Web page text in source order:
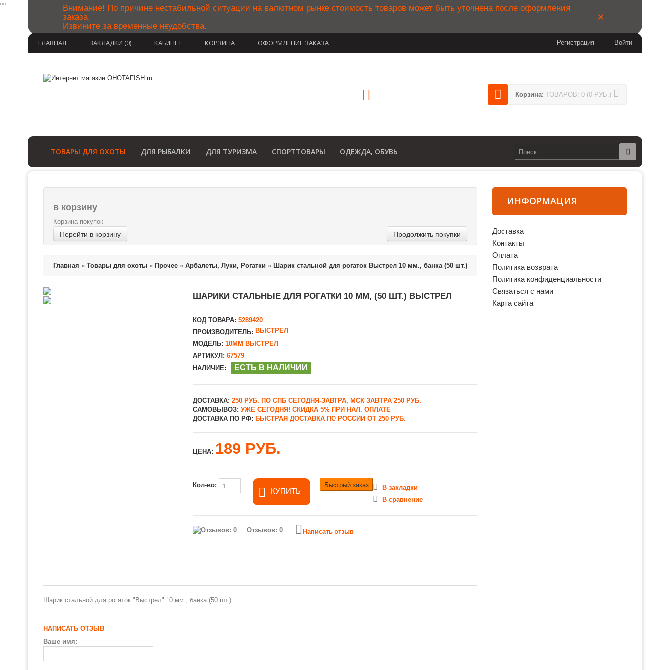
￼
Внимание! По причине нестабильной ситуации на валютном рынке стоимость товаров может быть уточнена после оформления
заказа.
Извините за временные неудобства.
×
ГЛАВНАЯ ЗАКЛАДКИ (0) КАБИНЕТ КОРЗИНА ОФОРМЛЕНИЕ ЗАКАЗА Войти
Регистрация
Корзина: ТОВАРОВ: 0 (0 РУБ.)
ТОВАРЫ ДЛЯ ОХОТЫ ДЛЯ РЫБАЛКИ ДЛЯ ТУРИЗМА СПОРТТОВАРЫ ОДЕЖДА, ОБУВЬ
в корзину
Корзина покупок
Перейти в корзину Продолжить покупки
Главная » Товары для охоты » Прочее » Арбалеты, Луки, Рогатки » Шарик стальной для рогаток Выстрел 10 мм., банка (50 шт.)
ШАРИКИ СТАЛЬНЫЕ ДЛЯ РОГАТКИ 10 ММ, (50 ШТ.) ВЫСТРЕЛ
КОД ТОВАРА: 5289420
ПРОИЗВОДИТЕЛЬ: ВЫСТРЕЛ
МОДЕЛЬ: 10ММ ВЫСТРЕЛ
АРТИКУЛ: 67579
НАЛИЧИЕ:
ЕСТЬ В НАЛИЧИИ
ДОСТАВКА: 250 РУБ. ПО СПБ СЕГОДНЯ-ЗАВТРА, МСК ЗАВТРА 250 РУБ.
САМОВЫВОЗ: УЖЕ СЕГОДНЯ! СКИДКА 5% ПРИ НАЛ. ОПЛАТЕ
ДОСТАВКА ПО РФ: БЫСТРАЯ ДОСТАВКА ПО РОССИИ ОТ 250 РУБ.
ЦЕНА: 189 РУБ.
Кол-во:
КУПИТЬ
Быстрый заказ
В закладки
В сравнение
Отзывов: 0 Написать отзыв
Шарик стальной для рогаток "Выстрел" 10 мм., банка (50 шт.)
НАПИСАТЬ ОТЗЫВ
Ваше имя:
ИНФОРМАЦИЯ
Доставка
Контакты
Оплата
Политика возврата
Политика конфиденциальности
Связаться с нами
Карта сайта